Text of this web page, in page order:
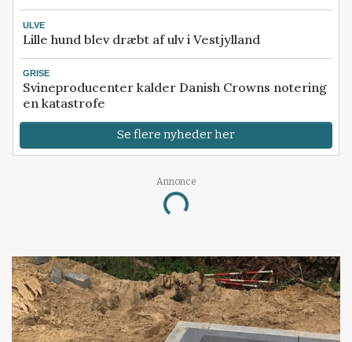
ULVE
Lille hund blev dræbt af ulv i Vestjylland
GRISE
Svineproducenter kalder Danish Crowns notering
en katastrofe
Se flere nyheder her
Annonce
Loading...